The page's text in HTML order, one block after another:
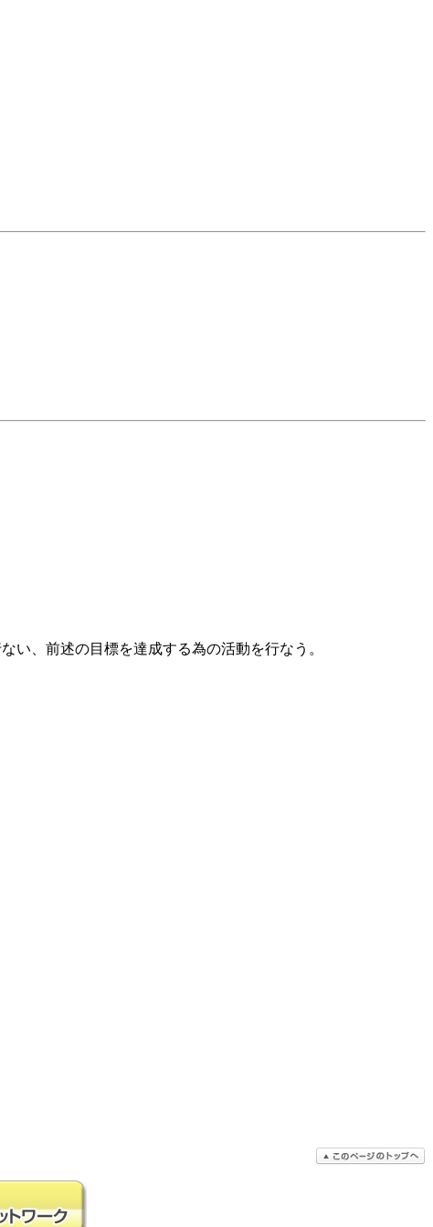
、前述の目標を達成する為の活動を行なう。